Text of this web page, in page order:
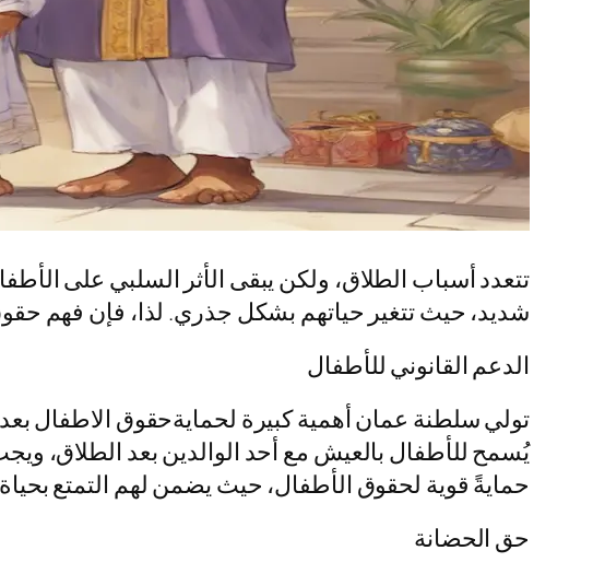
تتعدد أسباب الطلاق، ولكن يبقى الأثر السلبي على
شديد، حيث تتغير حياتهم بشكل جذري. لذا، فإن فهم
الدعم القانوني للأطفال
تولي سلطنة عمان أهمية كبيرة لحمايةحقوق الاطفال
يُسمح للأطفال بالعيش مع أحد الوالدين بعد الطلاق،
حمايةً قوية لحقوق الأطفال، حيث يضمن لهم التمتع
حق الحضانة